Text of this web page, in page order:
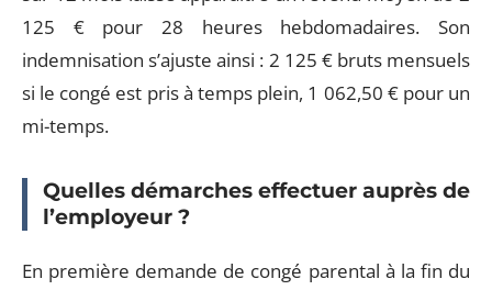
125 € pour 28 heures hebdomadaires. Son
indemnisation s’ajuste ainsi : 2 125 € bruts mensuels
si le congé est pris à temps plein, 1 062,50 € pour un
mi-temps.
Quelles démarches effectuer auprès de
l’employeur ?
En première demande de congé parental à la fin du